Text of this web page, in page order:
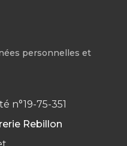
personnelles et
n°19-75-351
Rebillon